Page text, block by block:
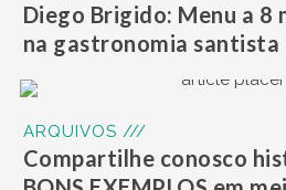
Diego Brigido: Menu a 8
na gastronomia santista
ARQUIVOS ///
Compartilhe conosco